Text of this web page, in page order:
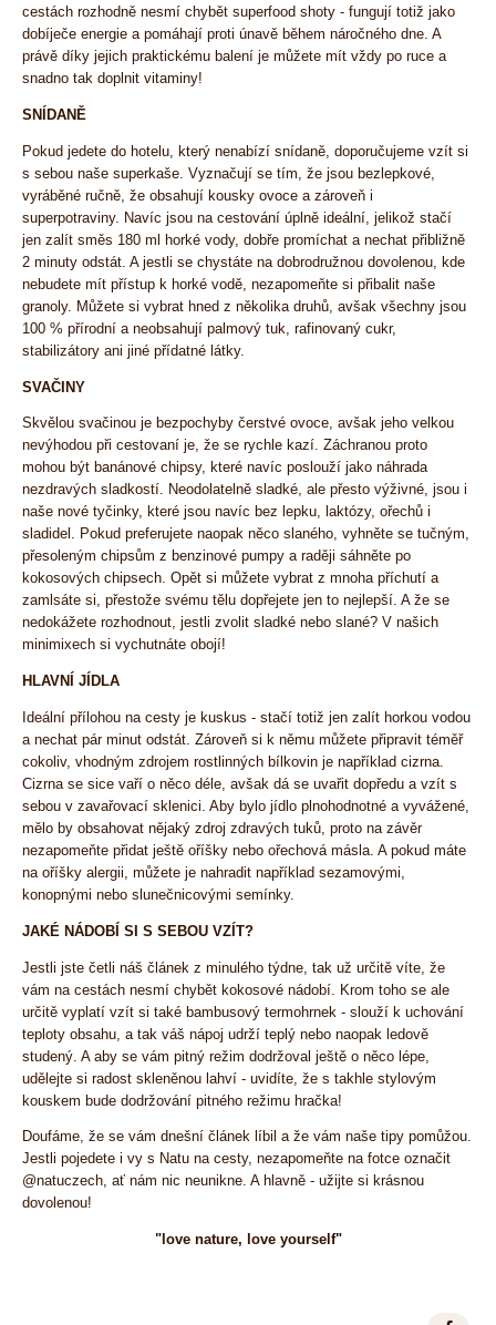
cestách rozhodně nesmí chybět superfood shoty - fungují totiž jako
dobíječe energie a pomáhají proti únavě během náročného dne. A
právě díky jejich praktickému balení je můžete mít vždy po ruce a
snadno tak doplnit vitaminy!
SNÍDANĚ
Pokud jedete do hotelu, který nenabízí snídaně, doporučujeme vzít si
s sebou naše superkaše. Vyznačují se tím, že jsou bezlepkové,
vyráběné ručně, že obsahují kousky ovoce a zároveň i
superpotraviny. Navíc jsou na cestování úplně ideální, jelikož stačí
jen zalít směs 180 ml horké vody, dobře promíchat a nechat přibližně
2 minuty odstát. A jestli se chystáte na dobrodružnou dovolenou, kde
nebudete mít přístup k horké vodě, nezapomeňte si přibalit naše
granoly. Můžete si vybrat hned z několika druhů, avšak všechny jsou
100 % přírodní a neobsahují palmový tuk, rafinovaný cukr,
stabilizátory ani jiné přídatné látky.
SVAČINY
Skvělou svačinou je bezpochyby čerstvé ovoce, avšak jeho velkou
nevýhodou při cestovaní je, že se rychle kazí. Záchranou proto
mohou být banánové chipsy, které navíc poslouží jako náhrada
nezdravých sladkostí. Neodolatelně sladké, ale přesto výživné, jsou i
naše nové tyčinky, které jsou navíc bez lepku, laktózy, ořechů i
sladidel. Pokud preferujete naopak něco slaného, vyhněte se tučným,
přesoleným chipsům z benzinové pumpy a raději sáhněte po
kokosových chipsech. Opět si můžete vybrat z mnoha příchutí a
zamlsáte si, přestože svému tělu dopřejete jen to nejlepší. A že se
nedokážete rozhodnout, jestli zvolit sladké nebo slané? V našich
minimixech si vychutnáte obojí!
HLAVNÍ JÍDLA
Ideální přílohou na cesty je kuskus - stačí totiž jen zalít horkou vodou
a nechat pár minut odstát. Zároveň si k němu můžete připravit téměř
cokoliv, vhodným zdrojem rostlinných bílkovin je například cizrna.
Cizrna se sice vaří o něco déle, avšak dá se uvařit dopředu a vzít s
sebou v zavařovací sklenici. Aby bylo jídlo plnohodnotné a vyvážené,
mělo by obsahovat nějaký zdroj zdravých tuků, proto na závěr
nezapomeňte přidat ještě oříšky nebo ořechová másla. A pokud máte
na oříšky alergii, můžete je nahradit například sezamovými,
konopnými nebo slunečnicovými semínky.
JAKÉ NÁDOBÍ SI S SEBOU VZÍT?
Jestli jste četli náš článek z minulého týdne, tak už určitě víte, že
vám na cestách nesmí chybět kokosové nádobí. Krom toho se ale
určitě vyplatí vzít si také bambusový termohrnek - slouží k uchování
teploty obsahu, a tak váš nápoj udrží teplý nebo naopak ledově
studený. A aby se vám pitný režim dodržoval ještě o něco lépe,
udělejte si radost skleněnou lahví - uvidíte, že s takhle stylovým
kouskem bude dodržování pitného režimu hračka!
Doufáme, že se vám dnešní článek líbil a že vám naše tipy pomůžou.
Jestli pojedete i vy s Natu na cesty, nezapomeňte na fotce označit
@natuczech, ať nám nic neunikne. A hlavně - užijte si krásnou
dovolenou!
"love nature, love yourself"